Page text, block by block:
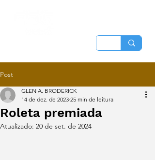
Post
Roleta premiada
GLEN A. BRODERICK
14 de dez. de 2023 25 min de leitura
Atualizado: 20 de set. de 2024